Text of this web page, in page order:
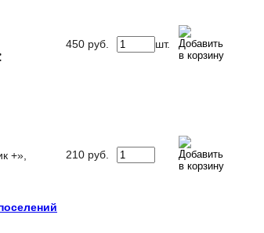
450 руб. шт.
+»,
210 руб.